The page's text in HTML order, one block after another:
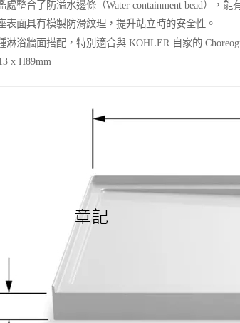
整合了防溢水邊條（Water containment bead），
表面具有模製防滑紋理，提升站立時的安全性。
淋浴牆面搭配，特別適合與 KOHLER 自家的
x H89mm